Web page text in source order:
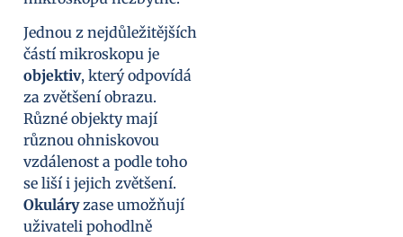
Jednou z nejdůležitějších
částí mikroskopu je
objektiv, který odpovídá
za zvětšení obrazu.
Různé objekty mají
různou ohniskovou
vzdálenost a podle toho
se liší i jejich zvětšení.
Okuláryzase umožňují
uživateli pohodlně